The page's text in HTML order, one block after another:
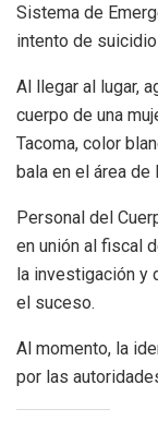
Sistema de
intento de
Al llegar al lugar,
cuerpo de una
Tacoma, color
bala en el área de
Personal del
en unión al fiscal
la investigación y
el suceso.
Al momento, la
por las